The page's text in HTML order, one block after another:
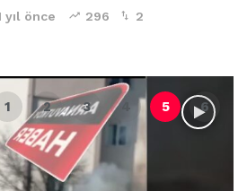
yıl önce 296 2